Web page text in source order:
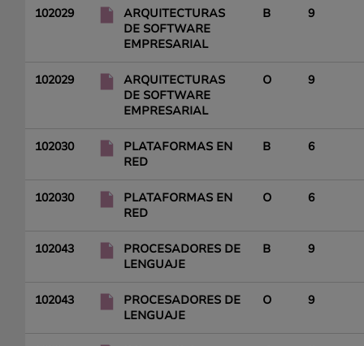
102029
ARQUITECTURAS
DE SOFTWARE
EMPRESARIAL
B 9
102029
ARQUITECTURAS
DE SOFTWARE
EMPRESARIAL
O 9
102030
PLATAFORMAS EN
RED
B 6
102030
PLATAFORMAS EN
RED
O 6
102043
PROCESADORES DE
LENGUAJE
B 9
102043
PROCESADORES DE
LENGUAJE
O 9